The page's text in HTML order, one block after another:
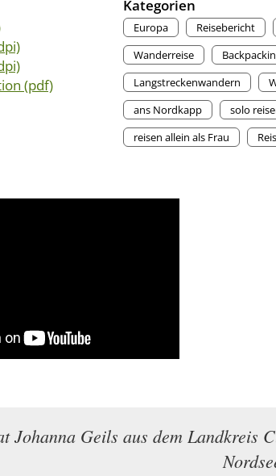
(pdf)
Kategorien
Europa Reisebericht
Wanderreise
Langstreckenwandern
ans Nordkapp
solo
reisen allein als Frau
Johanna Geils aus dem Landkreis